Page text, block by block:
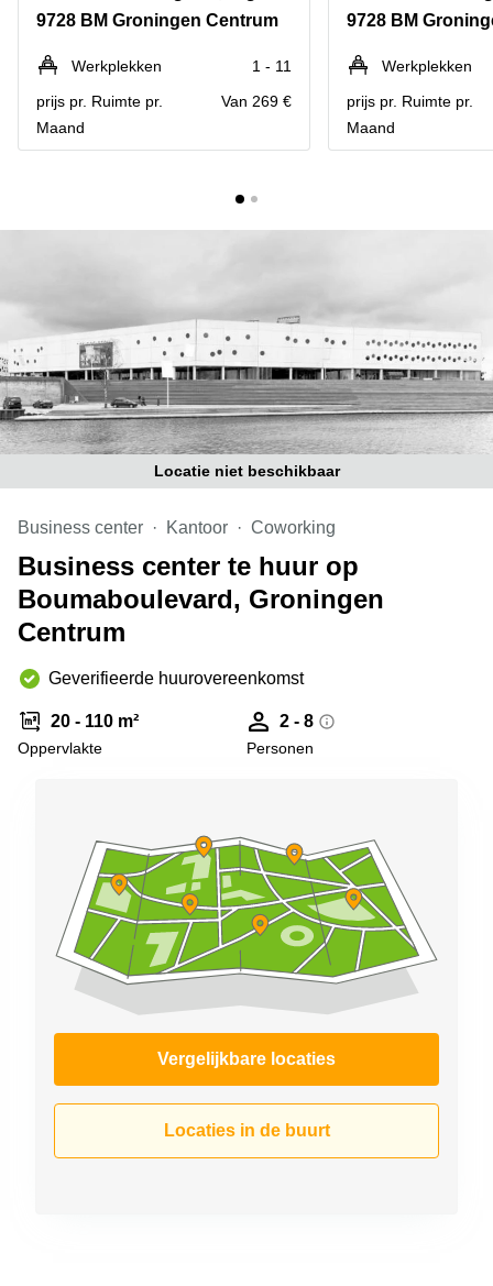
Hengelo
Hilversum
Hoofddorp
Deventer
Westpoort
Reeuwijk
Business
Arnhem
center
Den
Haag
Coworking
space
Breda
Coworking
in Arnhem
Coworking
space
Hilversum
Coworking
Zwolle
Coworking
Hengelo
Bedrijfsruimte
Huren in
Nijmegen
9728 BM Groningen Centrum
Werkplekken
1 - 11
prijs pr. Ruimte pr.
Maand
Van 269 €
9728 BM
Werkplekken
prijs pr. Ruimte pr.
Maand
Locatie niet beschikbaar
Business center Kantoor Coworking
Business center te huur op
Boumaboulevard, Groningen
Centrum
Geverifieerde huurovereenkomst
20 - 110 m²
Oppervlakte
2 - 8
Personen
Vergelijkbare locaties
Locaties in de buurt